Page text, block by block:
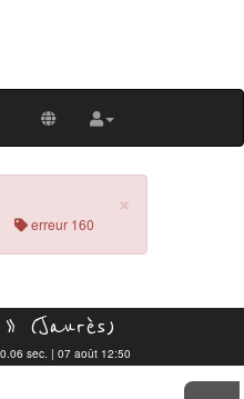
×
erreur 160
(Jaurès)
sec. | 07 août 12:50